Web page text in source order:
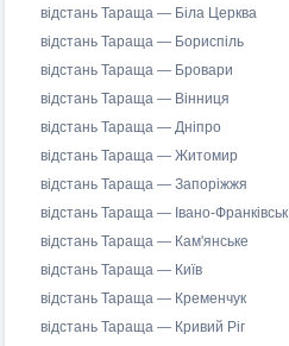
відстань Тараща — Біла Церква
відстань Тараща — Бориспіль
відстань Тараща — Бровари
відстань Тараща — Вінниця
відстань Тараща — Дніпро
відстань Тараща — Житомир
відстань Тараща — Запоріжжя
відстань Тараща — Івано-Франківськ
відстань Тараща — Кам'янське
відстань Тараща — Київ
відстань Тараща — Кременчук
відстань Тараща — Кривий Ріг